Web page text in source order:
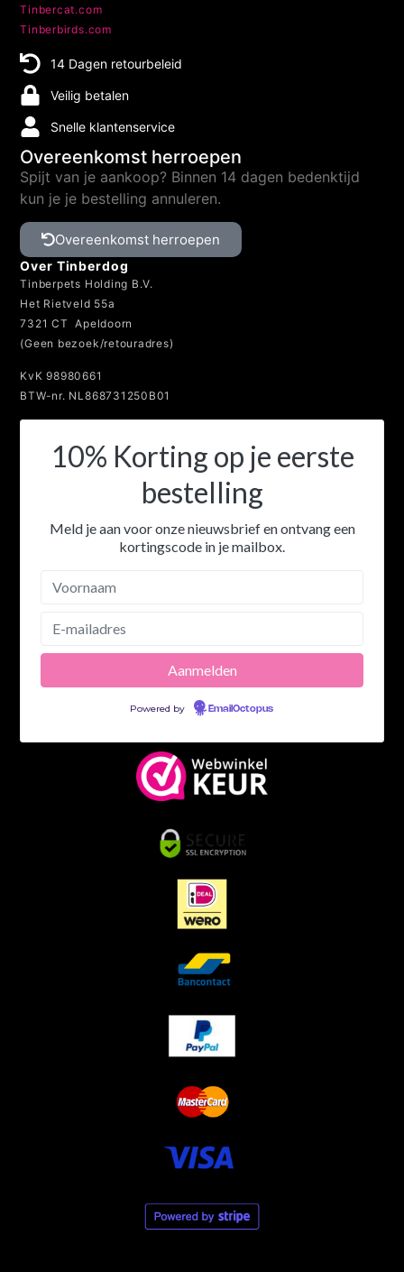
Tinbercat.com
Tinberbirds.com
14 Dagen retourbeleid
Veilig betalen
Snelle klantenservice
Overeenkomst herroepen
Spijt van je aankoop? Binnen 14 dagen bedenktijd
kun je je bestelling annuleren.
Overeenkomst herroepen
Over Tinberdog
Tinberpets Holding B.V.
Het Rietveld 55a
7321 CT Apeldoorn
(Geen bezoek/retouradres)
KvK 98980661
BTW-nr. NL868731250B01
10% Korting op je eerste
bestelling
Meld je aan voor onze nieuwsbrief en ontvang een
kortingscode in je mailbox.
Powered by EmailOctopus